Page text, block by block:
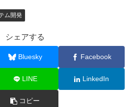
ム開発
シェアする
Bluesky Facebook
LINE LinkedIn
コピー